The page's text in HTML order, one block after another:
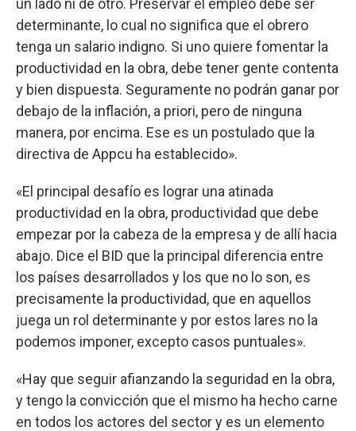
un lado ni de otro. Preservar el empleo debe ser
determinante, lo cual no significa que el obrero
tenga un salario indigno. Si uno quiere fomentar la
productividad en la obra, debe tener gente contenta
y bien dispuesta. Seguramente no podrán ganar por
debajo de la inflación, a priori, pero de ninguna
manera, por encima. Ese es un postulado que la
directiva de Appcu ha establecido».
«El principal desafío es lograr una atinada
productividad en la obra, productividad que debe
empezar por la cabeza de la empresa y de allí hacia
abajo. Dice el BID que la principal diferencia entre
los países desarrollados y los que no lo son, es
precisamente la productividad, que en aquellos
juega un rol determinante y por estos lares no la
podemos imponer, excepto casos puntuales».
«Hay que seguir afianzando la seguridad en la obra,
y tengo la convicción que el mismo ha hecho carne
en todos los actores del sector y es un elemento